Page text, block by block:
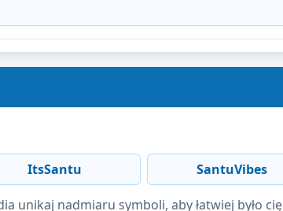
ItsSantu SantuVibes
unikaj nadmiaru symboli, aby łatwiej było cię